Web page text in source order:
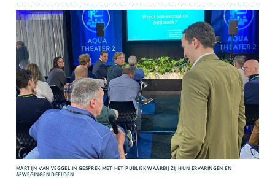
MARTIJN VAN VEGGEL IN GESPREK MET HET PUBLIEK WAARBIJ ZIJ HUN ERVARINGEN EN
AFWEGINGEN DEELDEN